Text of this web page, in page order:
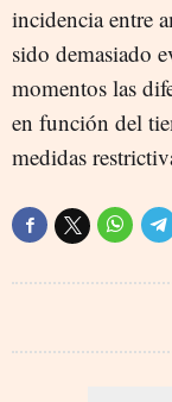
incidencia entre
sido demasiado
momentos las
en función del
medidas